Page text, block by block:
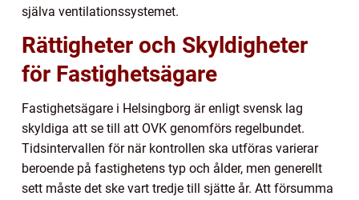
själva ventilationssystemet.
Rättigheter och Skyldigheter
för Fastighetsägare
Fastighetsägare i Helsingborg är enligt svensk lag
skyldiga att se till att OVK genomförs regelbundet.
Tidsintervallen för när kontrollen ska utföras varierar
beroende på fastighetens typ och ålder, men generellt
sett måste det ske vart tredje till sjätte år. Att försumma